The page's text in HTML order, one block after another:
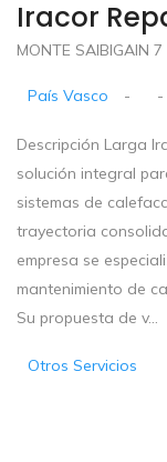
Iracor
MONTE SAIBIGAIN
País Vasco - -
Descripción Larga
solución integral
sistemas de
trayectoria
empresa se
mantenimiento de
Su propuesta de v...
Otros Servicios